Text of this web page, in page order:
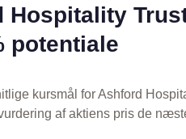
Hospitality
potentiale
kursmål for Ashford
af aktiens pris de